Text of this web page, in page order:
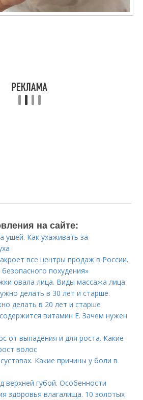
на сайте:
ушей. Как ухаживать за
все центры продаж в России.
похудения»
овала лица. Виды массажа лица
делать в 30 лет и старше.
делать в 20 лет и старше
витамин Е. Зачем нужен
от выпадения и для роста. Какие
волос
Какие причины у боли в
верхней губой. Особенности
здоровья влагалища. 10 золотых